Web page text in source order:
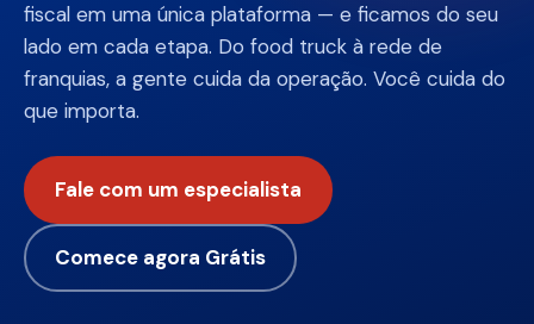
fiscal em uma única plataforma — e ficamos do seu
lado em cada etapa. Do food truck à rede de
franquias, a gente cuida da operação. Você cuida do
que importa.
Fale com um especialista
Comece agora Grátis